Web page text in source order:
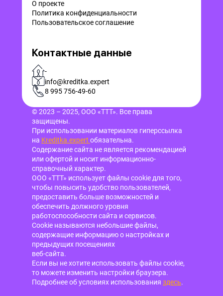
О проекте
Политика конфиденциальности
Пользовательское соглашение
Контактные данные
-
info@kreditka.expert
8 995 756-49-60
© 2023 – 2025, ООО «ТТТ». Все права
защищены.
При использовании материалов гиперссылка
на Kreditka.expert обязательна.
Содержание сайта не является рекомендацией
или офертой и носит информационно-
справочный характер.
ООО «ТТТ» использует файлы cookie для того,
чтобы повысить удобство пользователей,
предоставить больше возможностей и
обеспечить должного уровня
работоспособности сайта и сервисов.
Cookie называются небольшие файлы,
содержащие информацию о настройках и
предыдущих посещениях
веб-сайта.
Если вы не хотите использовать файлы cookie,
то можете изменить настройки браузера.
Подробнее об условиях использования здесь.